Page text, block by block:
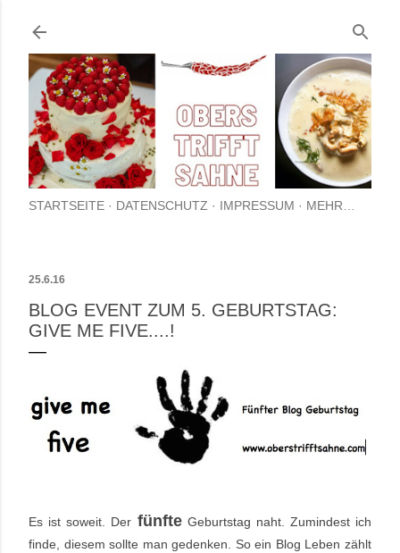
Direkt zum
STARTSEITE DATENSCHUTZ IMPRESSUM MEHR…
25.6.16
BLOG EVENT ZUM 5. GEBURTSTAG:
GIVE ME FIVE....!
Es ist soweit. Der fünfteGeburtstag naht. Zumindest ich
finde, diesem sollte man gedenken. So ein Blog Leben zählt